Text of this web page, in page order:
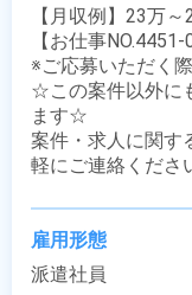
【月収例】23万～
【お仕事NO.4451-
※ご応募いただく
☆この案件以外に
ます☆
案件・求人に関す
軽にご連絡くださ
雇用形態
派遣社員